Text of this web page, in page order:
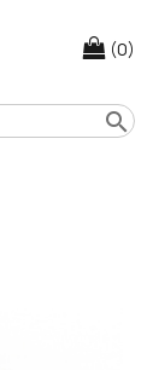
(0)
search